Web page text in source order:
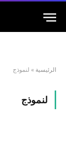
الرئيسية » لنموذج
لنموذج